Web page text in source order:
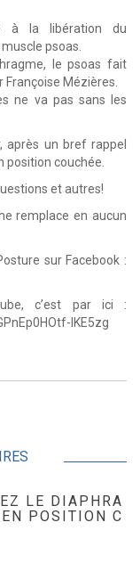
à la libération du
psoas.
le psoas fait
Mézières.
ne va pas sans les
après un bref rappel
couchée.
et autres!
remplace en aucun
sur Facebook :
c’est par ici :
lKE5zg
LE DIAPHRA
POSITION C